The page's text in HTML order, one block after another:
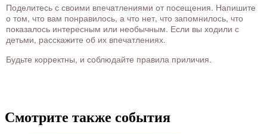
Поделитесь с своими впечатлениями от посещения. Напишите
о том, что вам понравилось, а что нет, что запомнилось, что
показалось интересным или необычным. Если вы ходили с
детьми, расскажите об их впечатлениях.
Будьте корректны, и соблюдайте правила приличия.
Смотрите также события